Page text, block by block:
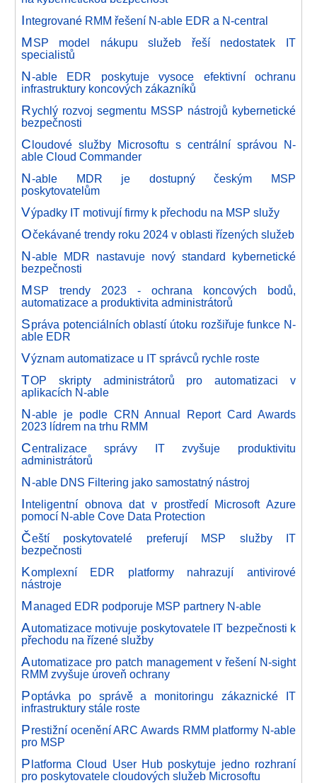
Integrované RMM řešení N-able EDR a N-central
MSP model nákupu služeb řeší nedostatek IT
specialistů
N-able EDR poskytuje vysoce efektivní ochranu
infrastruktury koncových zákazníků
Rychlý rozvoj segmentu MSSP nástrojů kybernetické
bezpečnosti
Cloudové služby Microsoftu s centrální správou N-
able Cloud Commander
N-able MDR je dostupný českým MSP
poskytovatelům
Výpadky IT motivují firmy k přechodu na MSP služy
Očekávané trendy roku 2024 v oblasti řízených služeb
N-able MDR nastavuje nový standard kybernetické
bezpečnosti
MSP trendy 2023 - ochrana koncových bodů,
automatizace a produktivita administrátorů
Správa potenciálních oblastí útoku rozšiřuje funkce N-
able EDR
Význam automatizace u IT správců rychle roste
TOP skripty administrátorů pro automatizaci v
aplikacích N-able
N-able je podle CRN Annual Report Card Awards
2023 lídrem na trhu RMM
Centralizace správy IT zvyšuje produktivitu
administrátorů
N-able DNS Filtering jako samostatný nástroj
Inteligentní obnova dat v prostředí Microsoft Azure
pomocí N-able Cove Data Protection
Čeští poskytovatelé preferují MSP služby IT
bezpečnosti
Komplexní EDR platformy nahrazují antivirové
nástroje
Managed EDR podporuje MSP partnery N-able
Automatizace motivuje poskytovatele IT bezpečnosti k
přechodu na řízené služby
Automatizace pro patch management v řešení N-sight
RMM zvyšuje úroveň ochrany
Poptávka po správě a monitoringu zákaznické IT
infrastruktury stále roste
Prestižní ocenění ARC Awards RMM platformy N-able
pro MSP
Platforma Cloud User Hub poskytuje jedno rozhraní
pro poskytovatele cloudových služeb Microsoftu